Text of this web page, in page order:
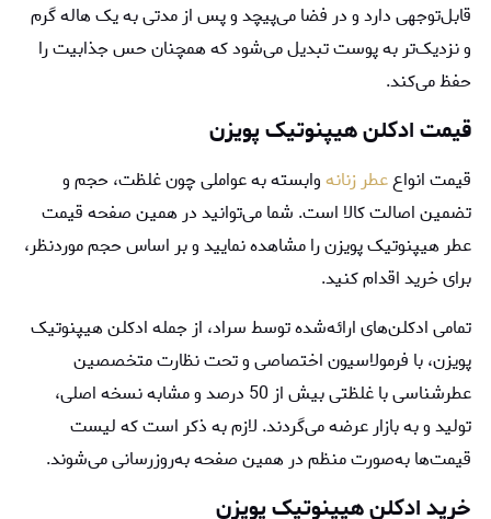
قابل‌توجهی دارد و در فضا می‌پیچد و پس از مدتی به یک هاله گرم
و نزدیک‌تر به پوست تبدیل می‌شود که همچنان حس جذابیت را
حفظ می‌کند.
قیمت ادکلن هیپنوتیک پویزن
قیمت انواععطر زنانهوابسته به عواملی چون غلظت، حجم و
تضمین اصالت کالا است. شما می‌توانید در همین صفحه قیمت
عطر هیپنوتیک پویزن را مشاهده نمایید و بر اساس حجم موردنظر،
برای خرید اقدام کنید.
تمامی ادکلن‌های ارائه‌شده توسط سراد، از جمله ادکلن هیپنوتیک
پویزن، با فرمولاسیون اختصاصی و تحت نظارت متخصصین
عطرشناسی با غلظتی بیش از 50 درصد و مشابه نسخه اصلی،
تولید و به بازار عرضه می‌گردند. لازم به ذکر است که لیست
قیمت‌ها به‌صورت منظم در همین صفحه به‌روزرسانی می‌شوند.
خرید ادکلن هیپنوتیک پویزن